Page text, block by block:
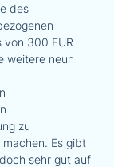
des
von 300 EUR
weitere neun
zu
Es gibt
sehr gut auf